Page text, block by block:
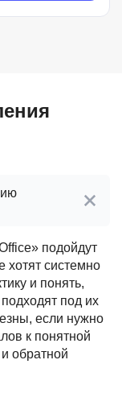
подойдут
хотят системно
и понять,
под их
если нужно
к понятной
обратной